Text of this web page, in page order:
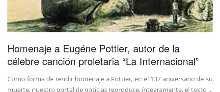
Homenaje a Eugéne Pottier, autor de la
célebre canción proletaria “La Internacional”
Como forma de rendir homenaje a Pottier, en el 137 aniversario de su
muerte, nuestro portal de noticias reproduce, íntegramente, el texto ...